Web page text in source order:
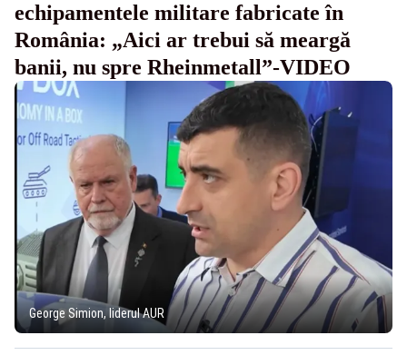
echipamentele militare fabricate în
România: „Aici ar trebui să meargă
banii, nu spre Rheinmetall”-VIDEO
George Simion, liderul AUR